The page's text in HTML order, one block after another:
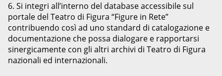
6. Si integri all’interno del database accessibile sul
portale del Teatro di Figura “Figure in Rete”
contribuendo così ad uno standard di catalogazione e
documentazione che possa dialogare e rapportarsi
sinergicamente con gli altri archivi di Teatro di Figura
nazionali ed internazionali.